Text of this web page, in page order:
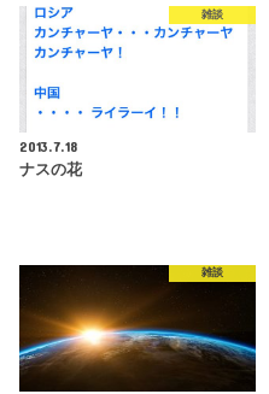
雑談
2013.7.18
ナスの花
雑談